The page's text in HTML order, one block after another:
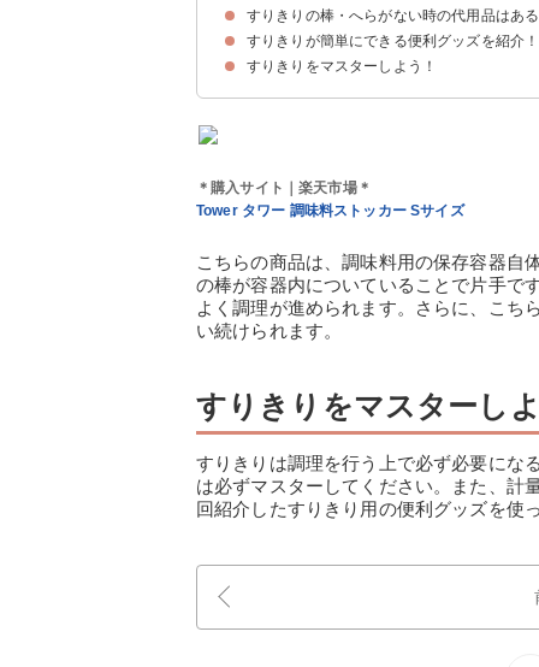
①調味料を山盛りにすくう
②余分なものをへらなどで落とす
すりきりの棒・へらがない時の代用品はあ
①スプーンの柄
②お箸
③容器のフチ
すりきりが簡単にできる便利グッズを紹介！
①片手ですり切れる計量スプーン 3本セット（
②スプーンスケール 計量スプーン（1830円）
③Tower タワー 調味料ストッカー Sサイズ（
すりきりをマスターしよう！
＊購入サイト｜楽天市場＊
Tower タワー 調味料ストッカー Sサイズ
こちらの商品は、調味料用の保存容器自
の棒が容器内についていることで片手で
よく調理が進められます。さらに、こち
い続けられます。
すりきりをマスターし
すりきりは調理を行う上で必ず必要にな
は必ずマスターしてください。また、計
回紹介したすりきり用の便利グッズを使